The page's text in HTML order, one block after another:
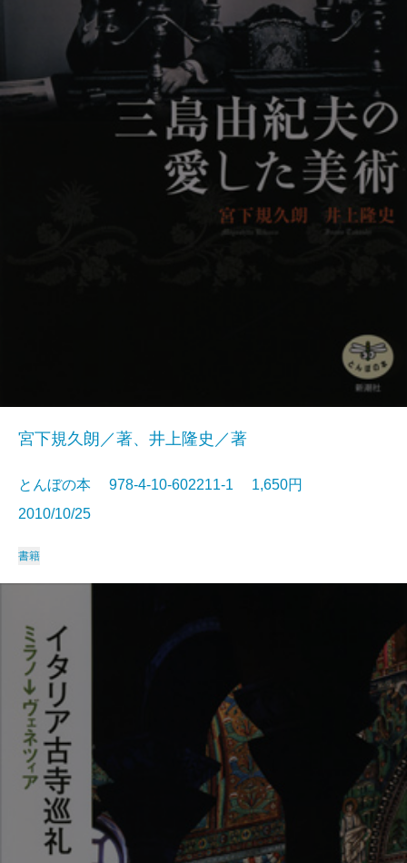
宮下規久朗／著、井上隆史／著
とんぼの本 978-4-10-602211-1 1,650円
2010/10/25
書籍